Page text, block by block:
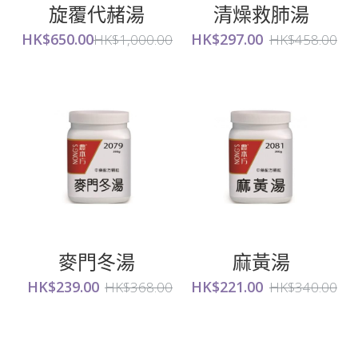
旋覆代赭湯
HK$650.00HK$1,000.00
清燥救肺湯
HK$297.00 HK$458.00
麥門冬湯
HK$239.00 HK$368.00
麻黃湯
HK$221.00 HK$340.00